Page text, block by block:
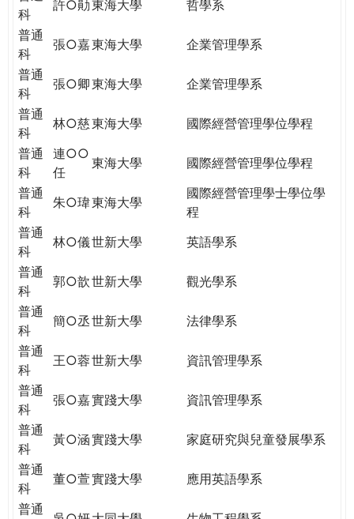
科
許○勛東海大學
哲學系
普通
科
張○嘉東海大學
企業管理學系
普通
科
張○卿東海大學
企業管理學系
普通
科
林○慈東海大學
國際經營管理學位學程
普通
科
連○○
任
東海大學
國際經營管理學位學程
普通
科
朱○瑋東海大學
國際經營管理學士學位學
程
普通
科
林○儀世新大學
英語學系
普通
科
郭○歆世新大學
觀光學系
普通
科
簡○丞世新大學
法律學系
普通
科
王○蓉世新大學
資訊管理學系
普通
科
張○嘉實踐大學
資訊管理學系
普通
科
黃○涵實踐大學
家庭研究與兒童發展學系
普通
科
董○萱實踐大學
應用英語學系
普通